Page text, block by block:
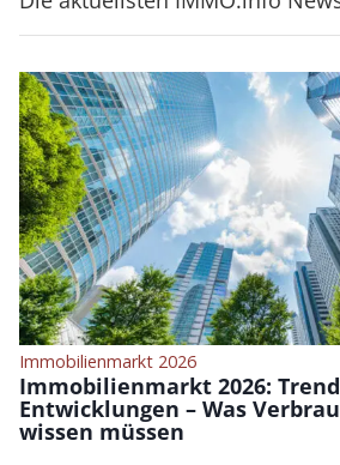
Immobilienmarkt 2026
Immobilienmarkt 2026:
Entwicklungen – Was
wissen müssen